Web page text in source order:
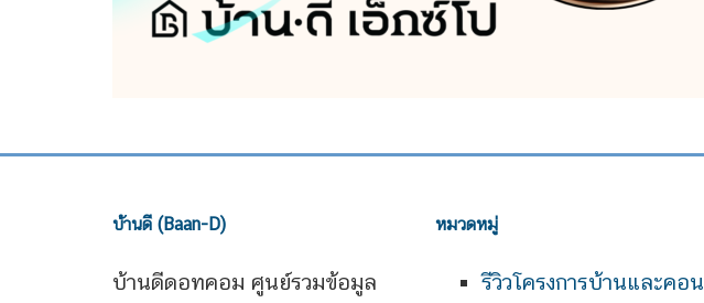
บ้านดี (Baan-D)
บ้านดีดอทคอม ศูนย์รวมข้อมูล
หมวดหมู่
รีวิวโครงการบ้านและคอน